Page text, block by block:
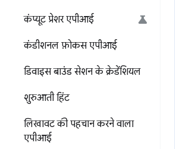
कंप्यूट प्रेशर एपीआई
कंडीशनल फ़ोकस एपीआई
डिवाइस बाउंड सेशन के क्रेडेंशियल
शुरुआती हिंट
लिखावट की पहचान करने वाला
एपीआई